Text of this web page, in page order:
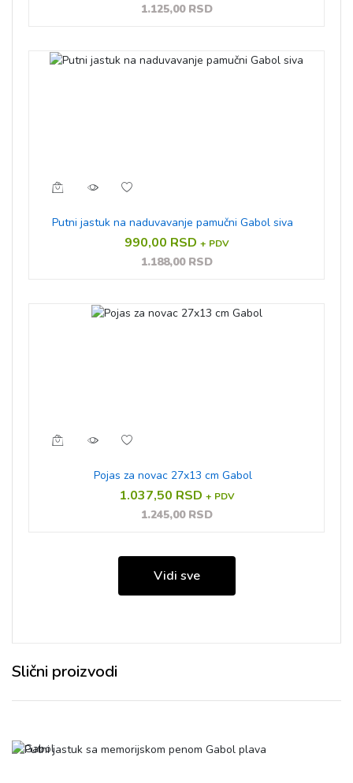
1.125,00 RSD
Putni jastuk na naduvavanje pamučni Gabol siva
990,00 RSD + PDV
1.188,00 RSD
Pojas za novac 27x13 cm Gabol
1.037,50 RSD + PDV
1.245,00 RSD
Vidi sve
Slični proizvodi